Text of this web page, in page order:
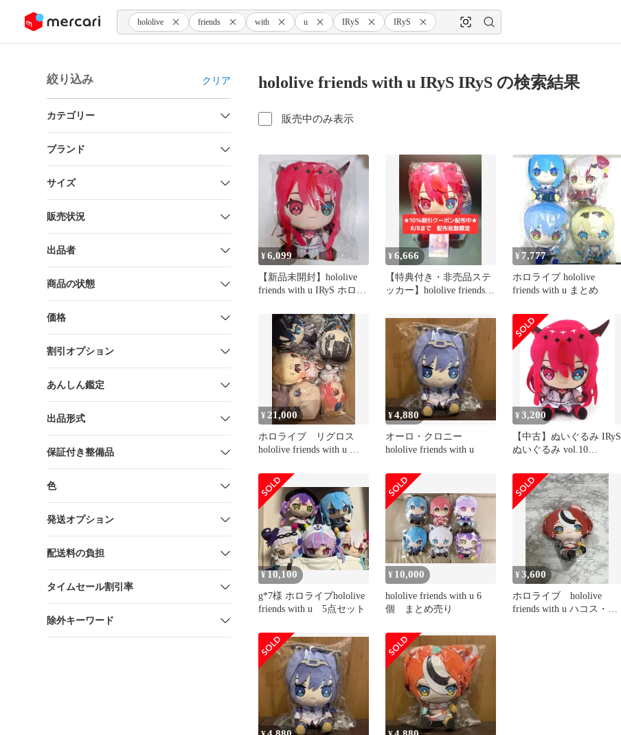
ツにスキップ hololive friends with u IRyS IRyS
絞り込み クリア
カテゴリー
ブランド
サイズ
販売状況
出品者
商品の状態
価格
割引オプション
あんしん鑑定
出品形式
保証付き整備品
色
発送オプション
配送料の負担
タイムセール割引率
除外キーワード
hololive friends with u IRyS IRyS の検索結果
販売中のみ表示
¥6,099
【新品未開封】hololive
friends with u IRyS ホロフ
¥6,666
【特典付き・非売品ステ
ッカー】hololive friends
ライブ ホロフレ ぬいぐ
るみ マスコット hololive
English VSinger 公式グッ
ズ キャラクターグッズ
¥ 7,777
ホロライブ hololive
friends with u まとめ
¥ 21,000
ホロライブ リグロス
hololive friends with u ぬ
¥4,880
オーロ・クロニー
hololive friends with u
¥3,200
【中古】ぬいぐるみ IRyS
ぬいぐるみ vol.10
hololive production official
shop限定
¥ 10,100
g*7様 ホロライブhololive
friends with u 5点セット
¥ 10,000
hololive friends with u 6
個 まとめ売り
¥3,600
ホロライブ hololive
friends with u ハコス・ベ